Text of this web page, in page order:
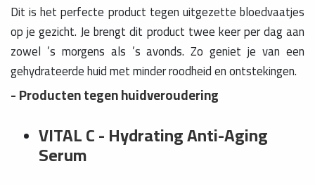
Dit is het perfecte product tegen uitgezette bloedvaatjes
op je gezicht. Je brengt dit product twee keer per dag aan
zowel ’s morgens als ’s avonds. Zo geniet je van een
gehydrateerde huid met minder roodheid en ontstekingen.
- Producten tegen huidveroudering
VITAL C - Hydrating Anti-Aging
Serum